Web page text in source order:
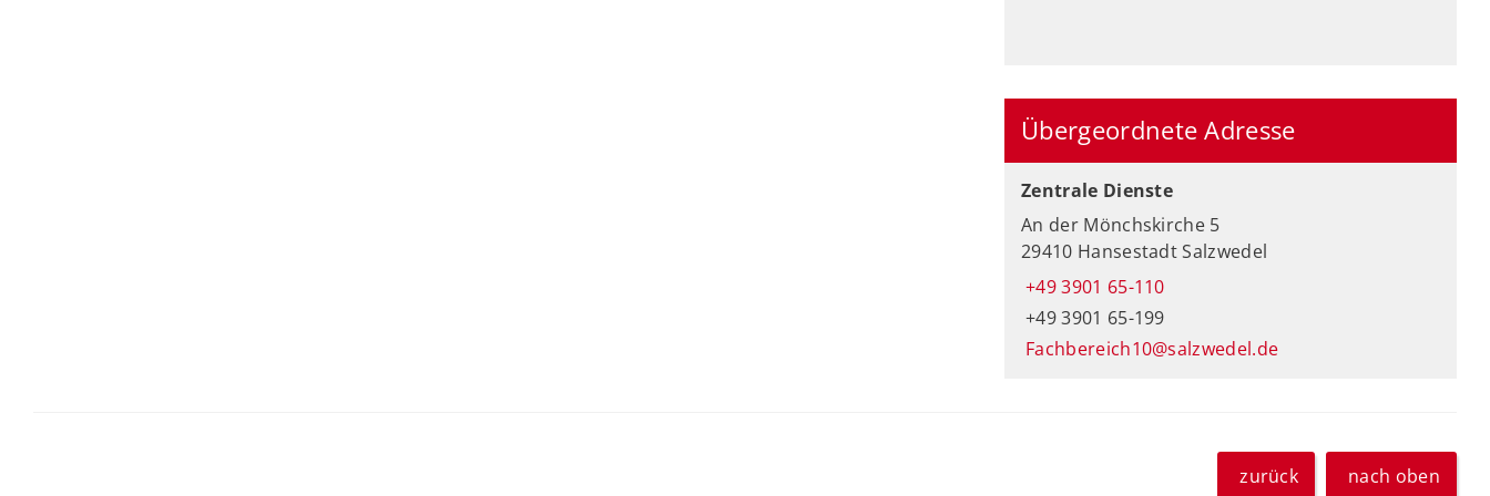
Übergeordnete Adresse
Zentrale Dienste
An der Mönchskirche 5
29410 Hansestadt Salzwedel
+49 3901 65-110
+49 3901 65-199
Fachbereich10@salzwedel.de
zurück nach oben